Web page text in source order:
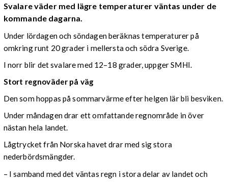
Svalare väder med lägre temperaturer väntas under de
kommande dagarna.
Under lördagen och söndagen beräknas temperaturer på
omkring runt 20 grader i mellersta och södra Sverige.
I norr blir det svalare med 12–18 grader, uppger SMHI.
Stort regnoväder på väg
Den som hoppas på sommarvärme efter helgen lär bli besviken.
Under måndagen drar ett omfattande regnområde in över
nästan hela landet.
Lågtrycket från Norska havet drar med sig stora
nederbördsmängder.
– I samband med det väntas regn i stora delar av landet och